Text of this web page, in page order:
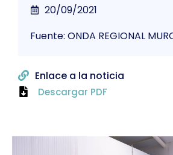
20/09/2021
Fuente: ONDA REGIONAL
Enlace a la noticia
Descargar PDF